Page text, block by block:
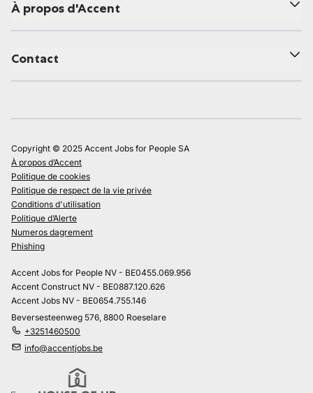
À propos d'Accent
Contact
Copyright © 2025 Accent Jobs for People SA
À propos d’Accent
Politique de cookies
Politique de respect de la vie privée
Conditions d'utilisation
Politique d’Alerte
Numeros dagrement
Phishing
Accent Jobs for People NV - BE0455.069.956
Accent Construct NV - BE0887.120.626
Accent Jobs NV - BE0654.755.146
Beversesteenweg 576, 8800 Roeselare
+3251460500
info@accentjobs.be